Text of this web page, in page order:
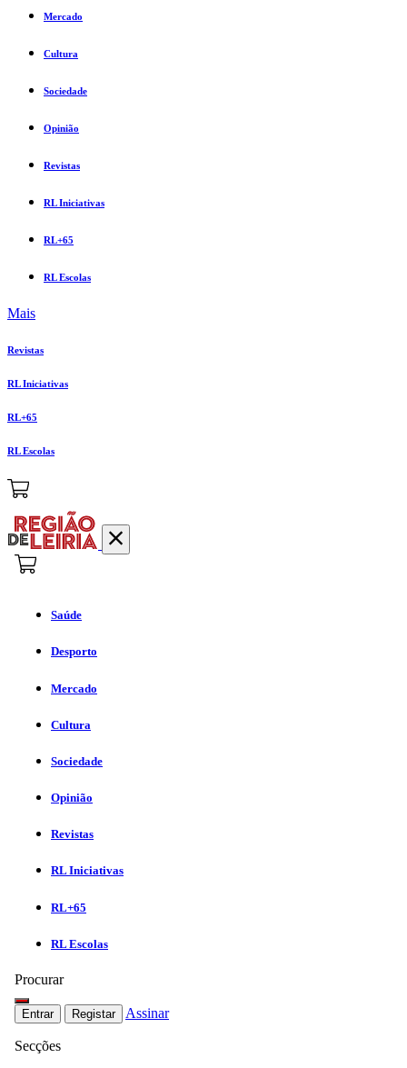
Mercado
Cultura
Sociedade
Opinião
Revistas
RL Iniciativas
RL+65
RL Escolas
Mais
Revistas
RL Iniciativas
RL+65
RL Escolas
Saúde
Desporto
Mercado
Cultura
Sociedade
Opinião
Revistas
RL Iniciativas
RL+65
RL Escolas
Procurar
Entrar Registar Assinar
Secções